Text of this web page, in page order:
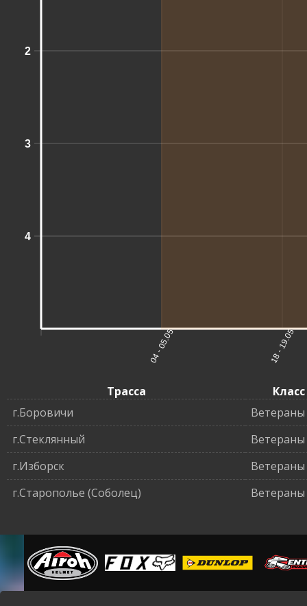
2
3
4
04 - 05.05 18 - 19.05
Трасса
Класс
г.Боровичи
Ветераны
г.Стеклянный
Ветераны
г.Изборск
Ветераны
г.Старополье (Соболец)
Ветераны